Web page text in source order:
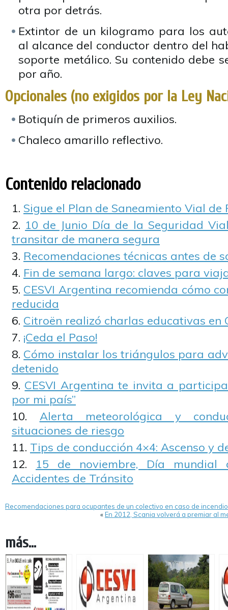
otra por detrás.
Extintor de un kilogramo para los
al alcance del conductor dentro del
soporte metálico. Su contenido debe
por año.
Opcionales (no exigidos por la Ley
Botiquín de primeros auxilios.
Chaleco amarillo reflectivo.
Contenido relacionado
Sigue el Plan de Saneamiento Vial de
10 de Junio Día de la Seguridad
transitar de manera segura
Recomendaciones técnicas antes de
Fin de semana largo: claves para
CESVI Argentina recomienda cómo
reducida
Citroën realizó charlas educativas en
¡Ceda el Paso!
Cómo instalar los triángulos para
detenido
CESVI Argentina te invita a
por mi país”
Alerta meteorológica y
situaciones de riesgo
Tips de conducción 4×4: Ascenso y
15 de noviembre, Día
Accidentes de Tránsito
Recomendaciones para ocupantes de un colectivo en caso de incendio
«En 2012, Scania volverá a premiar al
más...